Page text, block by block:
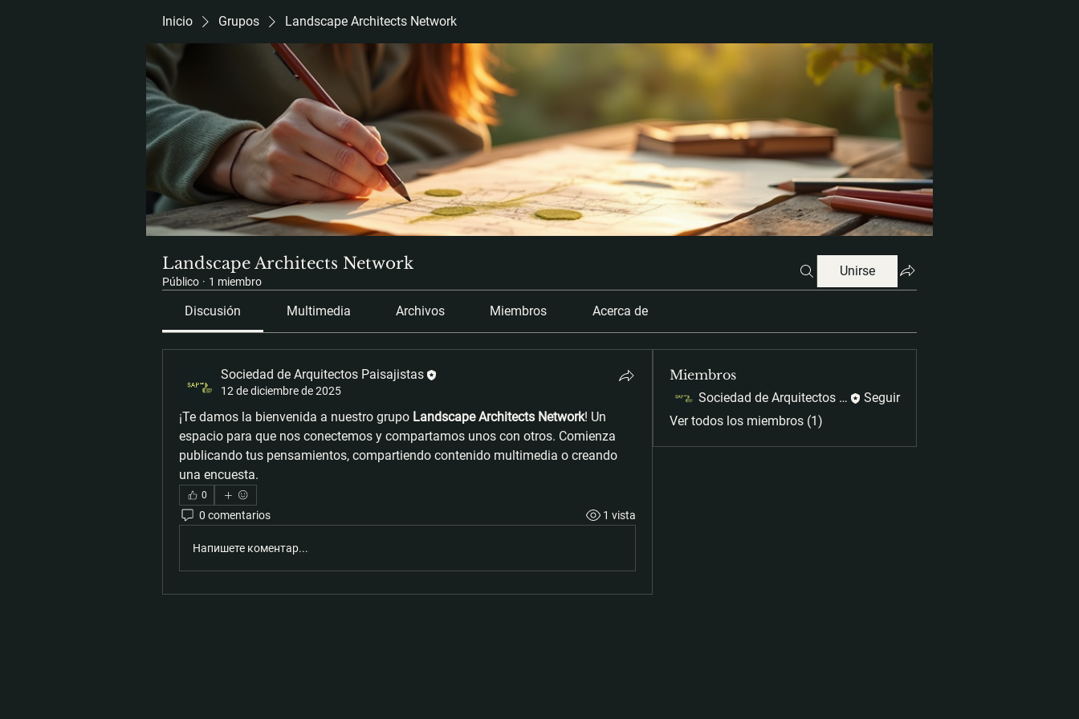
Inicio Grupos Landscape Architects Network
Landscape Architects Network
Público · 1 miembro
Unirse
Discusión Multimedia Archivos Miembros Acerca de
Sociedad de Arquitectos Paisajistas
12 de diciembre de 2025
¡Te damos la bienvenida a nuestro grupo Landscape Architects Network! Un
espacio para que nos conectemos y compartamos unos con otros. Comienza
publicando tus pensamientos, compartiendo contenido multimedia o creando
una encuesta.
0
0 comentarios 1 vista
Напишете коментар...
Miembros
Sociedad de Arquitectos Paisajistas
Seguir
Ver todos los miembros (1)